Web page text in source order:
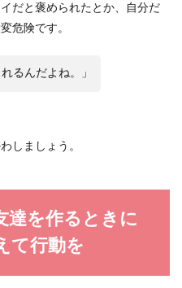
だと褒められたとか、自分だ
危険です。
るんだよね。」
しましょう。
達を作るときに
て行動を